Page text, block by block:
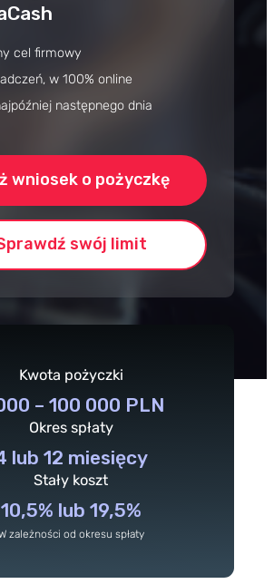
cel firmowy
w 100% online
następnego dnia
wniosek o pożyczkę
swój limit
Kwota pożyczki
– 100 000 PLN
Okres spłaty
lub 12 miesięcy
Stały koszt
10,5% lub 19,5%
zależności od okresu spłaty